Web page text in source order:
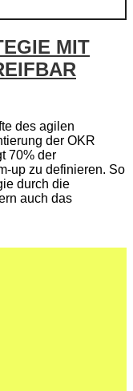
MIT
des agilen
der OKR
70% der
up zu definieren. So
durch die
auch das